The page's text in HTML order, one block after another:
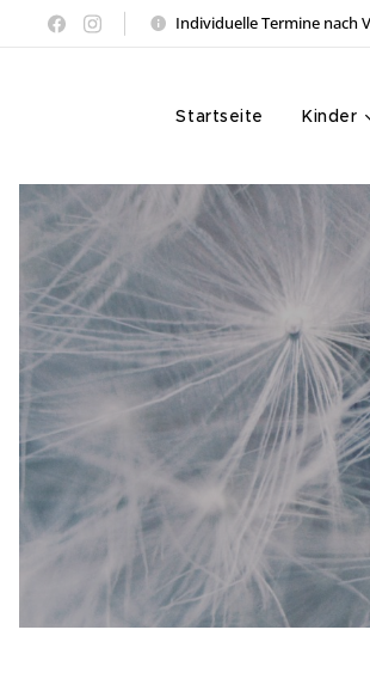
Individuelle Termine nach
Startseite Kinder